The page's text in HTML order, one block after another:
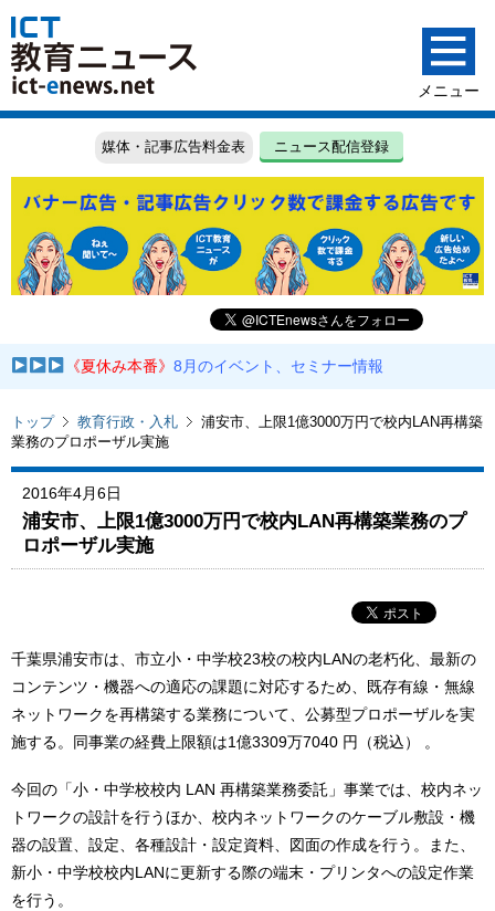
媒体・記事広告料金表 ニュース配信登録
《夏休み本番》8月のイベント、セミナー情報
トップ 教育行政・入札
浦安市、上限1億3000万円で校内LAN再構築
業務のプロポーザル実施
2016年4月6日
浦安市、上限1億3000万円で校内LAN再構築業務のプ
ロポーザル実施
千葉県浦安市は、市立小・中学校23校の校内LANの老朽化、最新の
コンテンツ・機器への適応の課題に対応するため、既存有線・無線
ネットワークを再構築する業務について、公募型プロポーザルを実
施する。同事業の経費上限額は1億3309万7040 円（税込） 。
今回の「小・中学校校内 LAN 再構築業務委託」事業では、校内ネッ
トワークの設計を行うほか、校内ネットワークのケーブル敷設・機
器の設置、設定、各種設計・設定資料、図面の作成を行う。また、
新小・中学校校内LANに更新する際の端末・プリンタへの設定作業
を行う。